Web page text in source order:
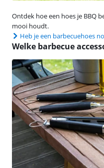
Ontdek hoe een hoes je BBQ
mooi houdt.
Heb je een barbecuehoes
Welke barbecue